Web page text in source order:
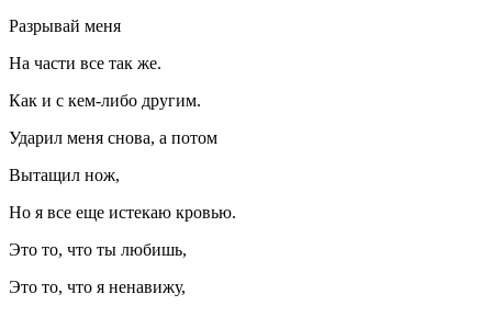
Разрывай меня
На части все так же.
Как и с кем-либо другим.
Ударил меня снова, а потом
Вытащил нож,
Но я все еще истекаю кровью.
Это то, что ты любишь,
Это то, что я ненавижу,